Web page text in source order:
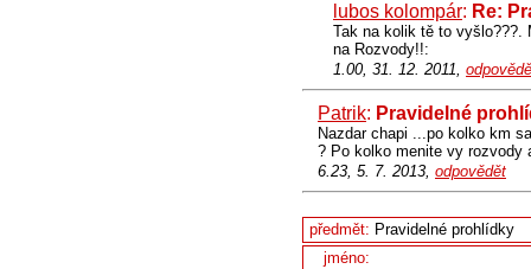
lubos kolompár: Re:
Tak na kolik tě to vyšlo???.
na Rozvody!!:
1.00, 31. 12. 2011,
Patrik: Pravidelné
Nazdar chapi ...po kolko km
? Po kolko menite vy rozvody
6.23, 5. 7. 2013, odpovědět
předmět:
jméno: